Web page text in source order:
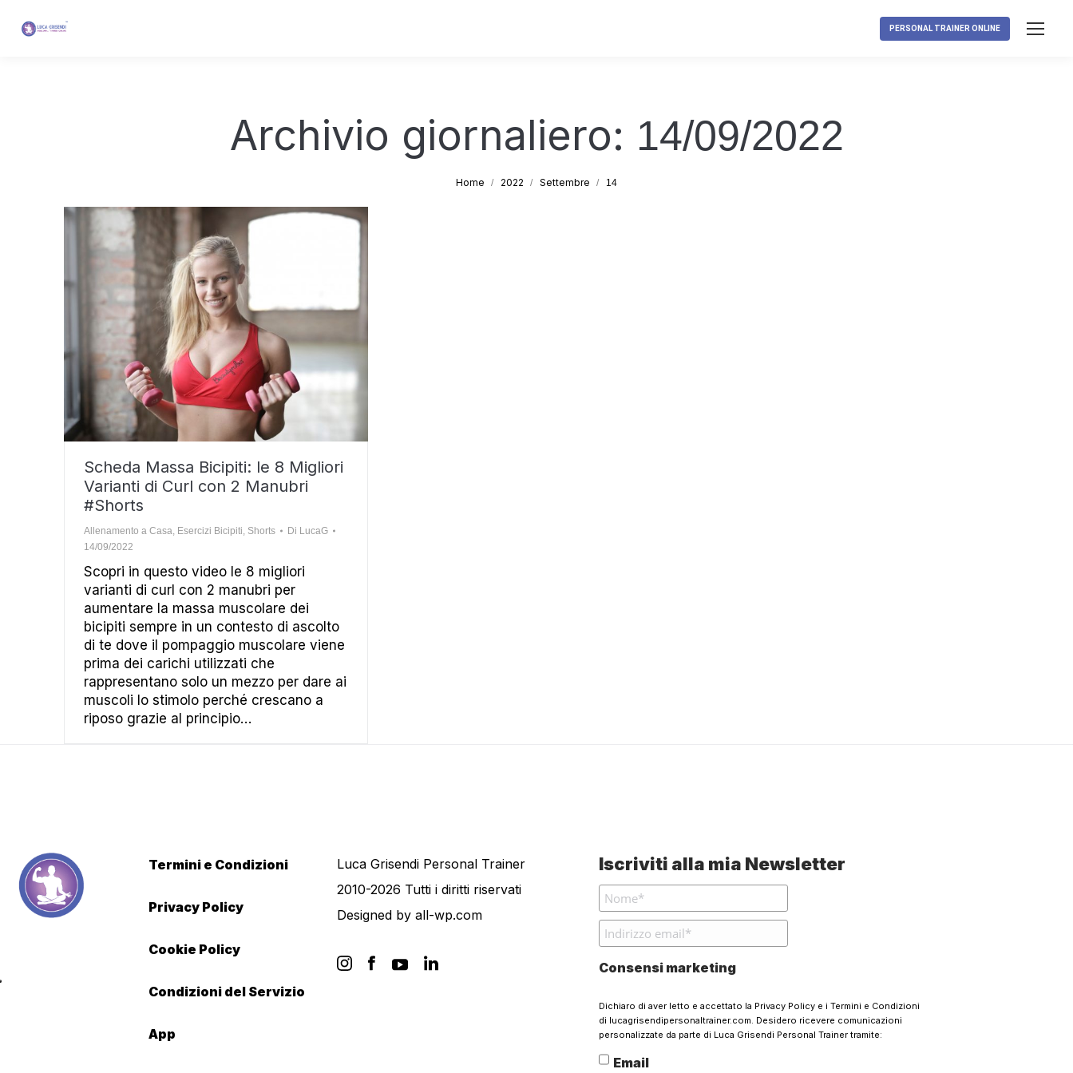
PERSONAL TRAINER ONLINE
Archivio giornaliero: 14/09/2022
Tu sei qui:
Home 2022 Settembre 14
Scheda Massa Bicipiti: le 8 Migliori
Varianti di Curl con 2 Manubri
#Shorts
Allenamento a Casa Esercizi Bicipiti Shorts Di LucaG
14/09/2022
Scopri in questo video le 8 migliori
varianti di curl con 2 manubri per
aumentare la massa muscolare dei
bicipiti sempre in un contesto di ascolto
di te dove il pompaggio muscolare viene
prima dei carichi utilizzati che
rappresentano solo un mezzo per dare ai
muscoli lo stimolo perché crescano a
riposo grazie al principio…
Termini e Condizioni
Privacy Policy
Cookie Policy
Condizioni del Servizio
App
Luca Grisendi Personal Trainer
2010-2026 Tutti i diritti riservati
Designed byall-wp.com
Iscriviti alla mia Newsletter
Consensi marketing
Dichiaro di aver letto e accettato la Privacy Policy e iTermini e Condizioni
di lucagrisendipersonaltrainer.com. Desidero ricevere comunicazioni
personalizzate da parte di Luca Grisendi Personal Trainer tramite:
Email